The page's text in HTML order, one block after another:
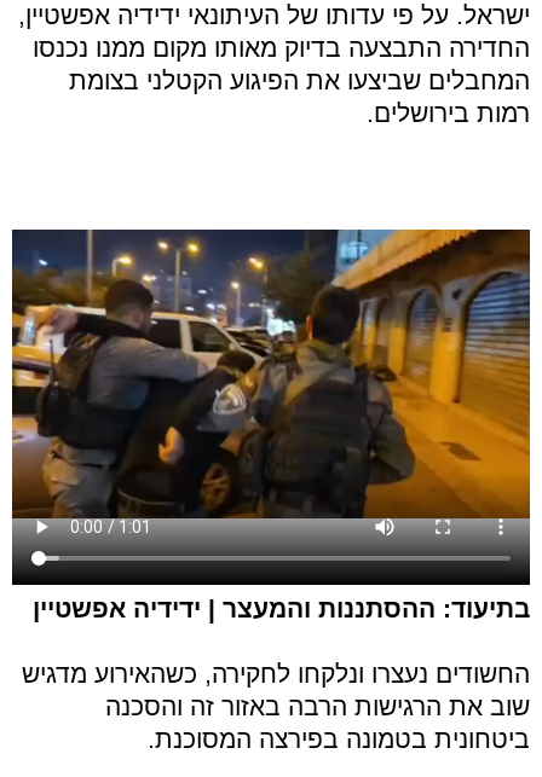
ישראל. על פי עדותו של העיתונאי ידידיה אפשטיין,
החדירה התבצעה בדיוק מאותו מקום ממנו נכנסו
המחבלים שביצעו את הפיגוע הקטלני בצומת
רמות בירושלים.
בתיעוד: ההסתננות והמעצר | ידידיה אפשטיין
החשודים נעצרו ונלקחו לחקירה, כשהאירוע מדגיש
שוב את הרגישות הרבה באזור זה והסכנה
ביטחונית בטמונה בפירצה המסוכנת.